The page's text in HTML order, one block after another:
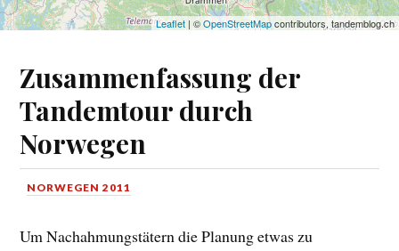
Leaflet | ©OpenStreetMapcontributors, tandemblog.ch
Zusammenfassung der
Tandemtour durch
Norwegen
NORWEGEN 2011
Um Nachahmungstätern die Planung etwas zu